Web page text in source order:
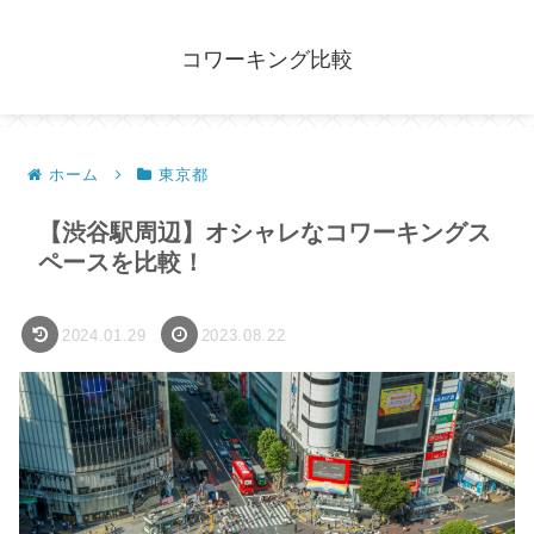
コワーキング比較
ホーム 東京都
【渋谷駅周辺】オシャレなコワーキングス
ペースを比較！
2024.01.29 2023.08.22